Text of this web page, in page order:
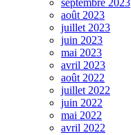
septembre 2023
août 2023
juillet 2023
juin 2023
mai 2023
avril 2023
août 2022
juillet 2022
juin 2022
mai 2022
avril 2022